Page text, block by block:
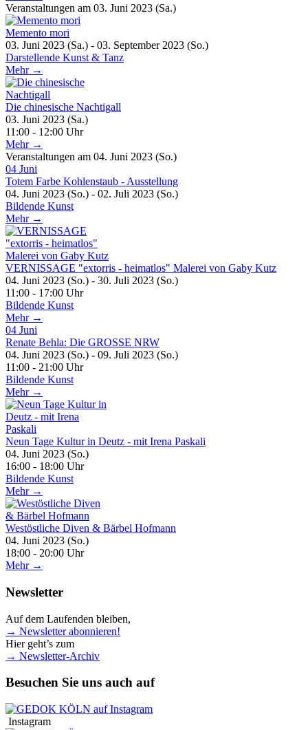
Veranstaltungen am 03. Juni 2023 (Sa.)
Memento mori
03. Juni 2023 (Sa.) - 03. September 2023 (So.)
Darstellende Kunst & Tanz
Mehr →
Die chinesische Nachtigall
03. Juni 2023 (Sa.)
11:00 - 12:00 Uhr
Mehr →
Veranstaltungen am 04. Juni 2023 (So.)
04 Juni
Totem Farbe Kohlenstaub - Ausstellung
04. Juni 2023 (So.) - 02. Juli 2023 (So.)
Bildende Kunst
Mehr →
VERNISSAGE "extorris - heimatlos" Malerei von Gaby Kutz
04. Juni 2023 (So.) - 30. Juli 2023 (So.)
11:00 - 17:00 Uhr
Bildende Kunst
Mehr →
04 Juni
Renate Behla: Die GROSSE NRW
04. Juni 2023 (So.) - 09. Juli 2023 (So.)
11:00 - 21:00 Uhr
Bildende Kunst
Mehr →
Neun Tage Kultur in Deutz - mit Irena Paskali
04. Juni 2023 (So.)
16:00 - 18:00 Uhr
Bildende Kunst
Mehr →
Westöstliche Diven & Bärbel Hofmann
04. Juni 2023 (So.)
18:00 - 20:00 Uhr
Mehr →
Newsletter
Auf dem Laufenden bleiben,
→ Newsletter abonnieren!
Hier geht’s zum
→ Newsletter-Archiv
Besuchen Sie uns auch auf
Instagram